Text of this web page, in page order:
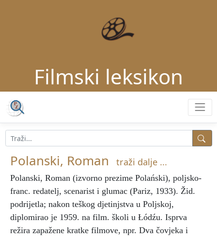
Filmski leksikon
Polanski, Roman traži dalje ...
Polanski, Roman (izvorno prezime Polański), poljsko-
franc. redatelj, scenarist i glumac (Pariz, 1933). Žid.
podrijetla; nakon teškog djetinjstva u Poljskoj,
diplomirao je 1959. na film. školi u Łódźu. Isprva
režira zapažene kratke filmove, npr. Dva čovjeka i